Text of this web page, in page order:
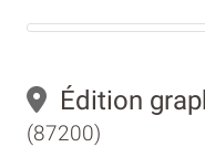
Édition
(87200)